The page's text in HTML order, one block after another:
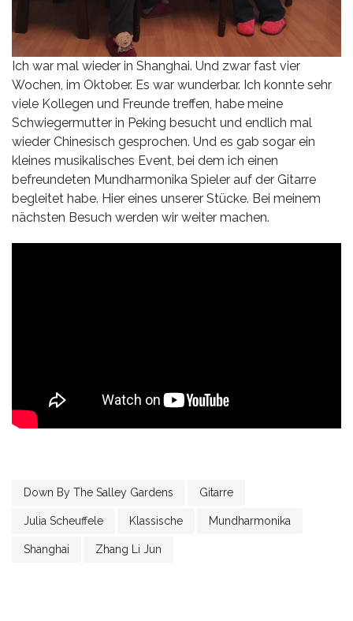
Ich war mal wieder in Shanghai. Und zwar fast vier
Wochen, im Oktober. Es war wunderbar. Ich konnte sehr
viele Kollegen und Freunde treffen, habe meine
Schwiegermutter in Peking besucht und endlich mal
wieder Chinesisch gesprochen. Und es gab sogar ein
kleines musikalisches Event, bei dem ich einen
befreundeten Mundharmonika Spieler auf der Gitarre
begleitet habe. Hier eines unserer Stücke. Bei meinem
nächsten Besuch werden wir weiter machen.
Down By The Salley Gardens Gitarre
Julia Scheuffele Klassische Mundharmonika
Shanghai Zhang Li Jun